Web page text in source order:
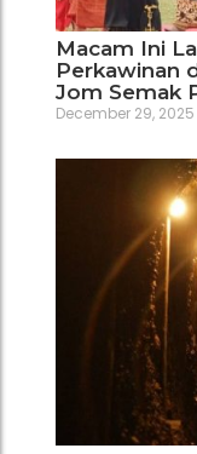
Macam Ini
Perkawinan
Jom Semak
December 29, 2025